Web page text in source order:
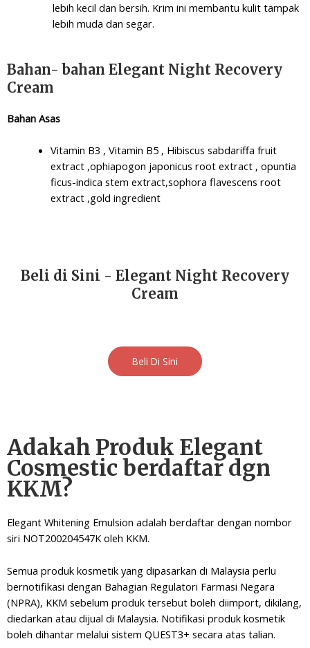
lebih kecil dan bersih. Krim ini membantu kulit tampak
lebih muda dan segar.
Bahan- bahan Elegant Night Recovery
Cream
Bahan Asas
Vitamin B3 , Vitamin B5 , Hibiscus sabdariffa fruit
extract ,ophiapogon japonicus root extract , opuntia
ficus-indica stem extract,sophora flavescens root
extract ,gold ingredient
Beli di Sini - Elegant Night Recovery
Cream
Beli Di Sini
Adakah Produk Elegant
Cosmestic berdaftar dgn
KKM?
Elegant Whitening Emulsion adalah berdaftar dengan nombor
siri NOT200204547K oleh KKM.
Semua produk kosmetik yang dipasarkan di Malaysia perlu
bernotifikasi dengan Bahagian Regulatori Farmasi Negara
(NPRA), KKM sebelum produk tersebut boleh diimport, dikilang,
diedarkan atau dijual di Malaysia. Notifikasi produk kosmetik
boleh dihantar melalui sistem QUEST3+ secara atas talian.